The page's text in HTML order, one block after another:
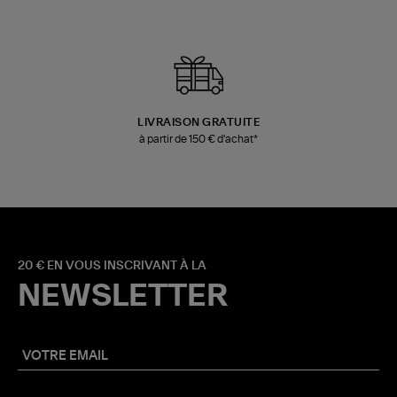
LIVRAISON GRATUITE
à partir de 150 € d'achat*
20 € EN VOUS INSCRIVANT À LA
NEWSLETTER